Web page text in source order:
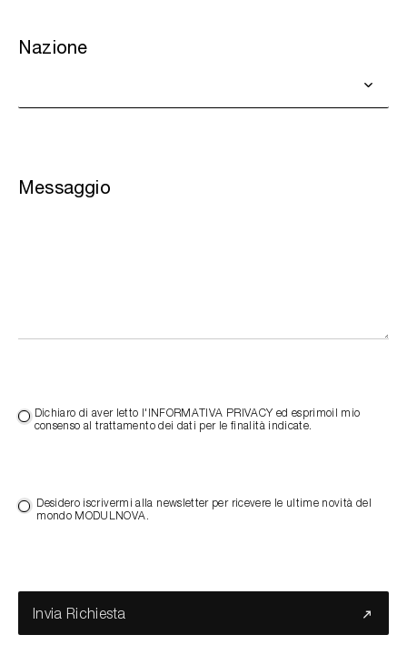
Nazione
Messaggio
Dichiaro di aver letto l'INFORMATIVA PRIVACY ed esprimoil mio
consenso al trattamento dei dati per le finalità indicate.
Desidero iscrivermi alla newsletter per ricevere le ultime novità del
mondo MODULNOVA.
Invia Richiesta